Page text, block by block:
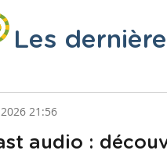
Les
21:56
audio :